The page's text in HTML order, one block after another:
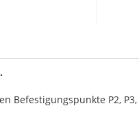
Befestigungspunkte P2, P3,